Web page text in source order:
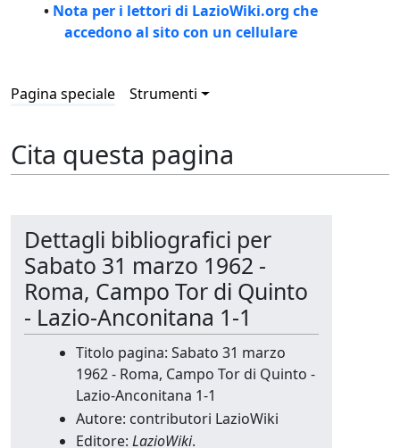
• Nota per i lettori di LazioWiki.org che
accedono al sito con un cellulare
Pagina speciale Strumenti
Cita questa pagina
Dettagli bibliografici per
Sabato 31 marzo 1962 -
Roma, Campo Tor di Quinto
- Lazio-Anconitana 1-1
Titolo pagina: Sabato 31 marzo
1962 - Roma, Campo Tor di Quinto -
Lazio-Anconitana 1-1
Autore: contributori LazioWiki
Editore: LazioWiki.